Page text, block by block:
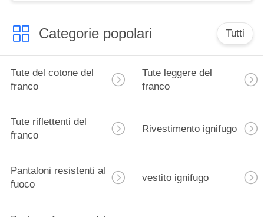
Categorie popolari Tutti
Tute del cotone del
franco
Tute leggere del
franco
Tute riflettenti del
franco
Rivestimento ignifugo
Pantaloni resistenti al
fuoco
vestito ignifugo